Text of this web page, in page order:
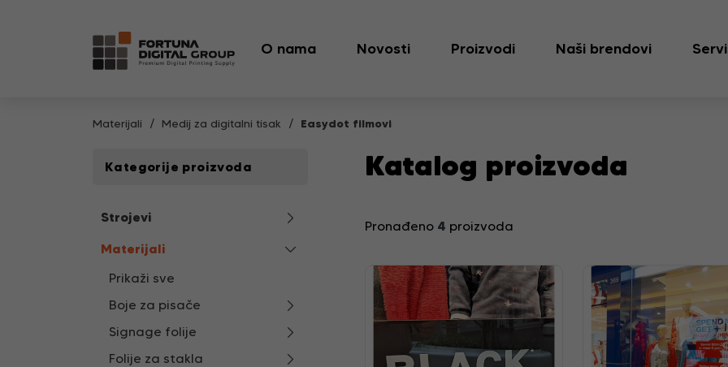
O nama Novosti Proizvodi Naši brendovi
Materijali Medij za digitalni tisak Easydot filmovi
Kategorije proizvoda
Strojevi
Materijali
Prikaži sve
Boje za pisače
Signage folije
Folije za stakla
Katalog proizvoda
Pronađeno 4 proizvoda